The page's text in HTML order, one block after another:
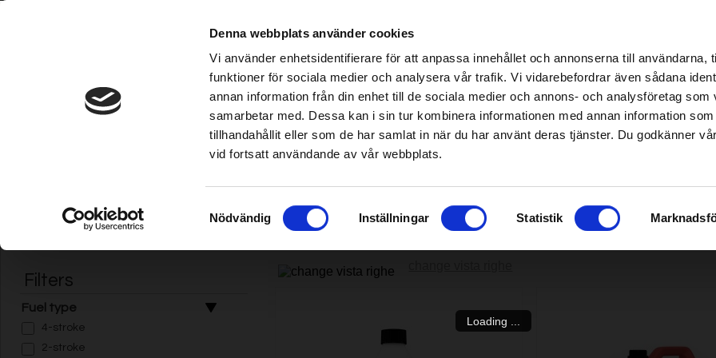
Denna webbplats använder cookies
Vi använder enhetsidentifierare för att anpassa innehållet och annonserna till användarna,
funktioner för sociala medier och analysera vår trafik. Vi vidarebefordrar även sådana
annan information från din enhet till de sociala medier och annons- och analysföretag som
samarbetar med. Dessa kan i sin tur kombinera informationen med annan information
tillhandahållit eller som de har samlat in när du har använt deras tjänster. Du godkänner
vid fortsatt användande av vår webbplats.
Nödvändig Inställningar Statistik
CSSMap error- Map image cannot be found!
- incorrect path: https://www.grimsholm.com/includes/templates/plusmall37/cssmap-europe/
CSSMap error- Map image cannot be found!
- incorrect path: https://www.grimsholm.com/includes/templates/plusmall37/cssmap-europe/
Loading ...
Robot rasaerba | Irrigazione Tagliabordi/Decespugliatore | Motosega/Mietritrebbia Carburante/Lubrificazione/Motore Smart garden
Carburante/Lubrificazione/Motore| Carburante alchilato
Carburante alchilato
Filters
Fuel type
4-stroke
2-stroke